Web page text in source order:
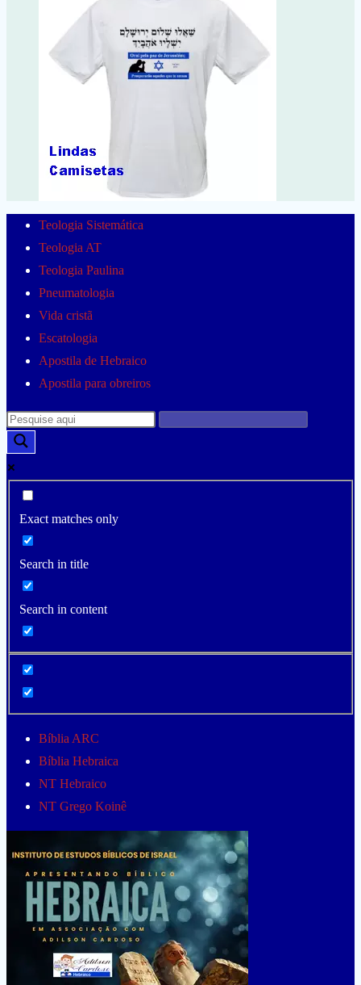
Teologia Sistemática
Teologia AT
Teologia Paulina
Pneumatologia
Vida cristã
Escatologia
Apostila de Hebraico
Apostila para obreiros
Exact matches only
Search in title
Search in content
Bíblia ARC
Bíblia Hebraica
NT Hebraico
NT Grego Koinê